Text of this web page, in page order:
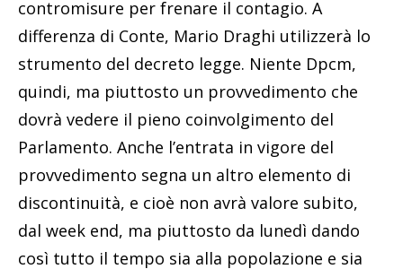
contromisure per frenare il contagio. A
differenza di Conte, Mario Draghi utilizzerà lo
strumento del decreto legge. Niente Dpcm,
quindi, ma piuttosto un provvedimento che
dovrà vedere il pieno coinvolgimento del
Parlamento. Anche l’entrata in vigore del
provvedimento segna un altro elemento di
discontinuità, e cioè non avrà valore subito,
dal week end, ma piuttosto da lunedì dando
così tutto il tempo sia alla popolazione e sia